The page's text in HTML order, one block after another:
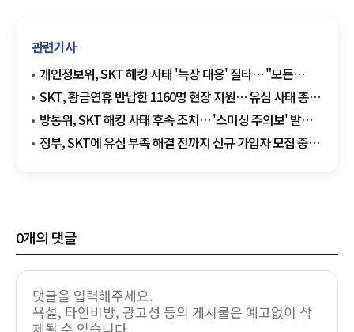
관련기사
개인정보위, SKT 해킹 사태 '늑장 대응' 질타… "모든
이용자에 즉각 통지하라"
SKT, 황금연휴 반납한 1160명 현장 지원… 유심 사태 총력
대응
방통위, SKT 해킹 사태 후속 조치… '스미싱 주의보' 발령·
특별점검 착수
정부, SKT에 유심 부족 해결 전까지 신규 가입자 모집 중단
0개의 댓글